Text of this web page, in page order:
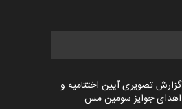
گزارش تصویری آیین اختتامیه و
اهدای جوایز سومین مس…